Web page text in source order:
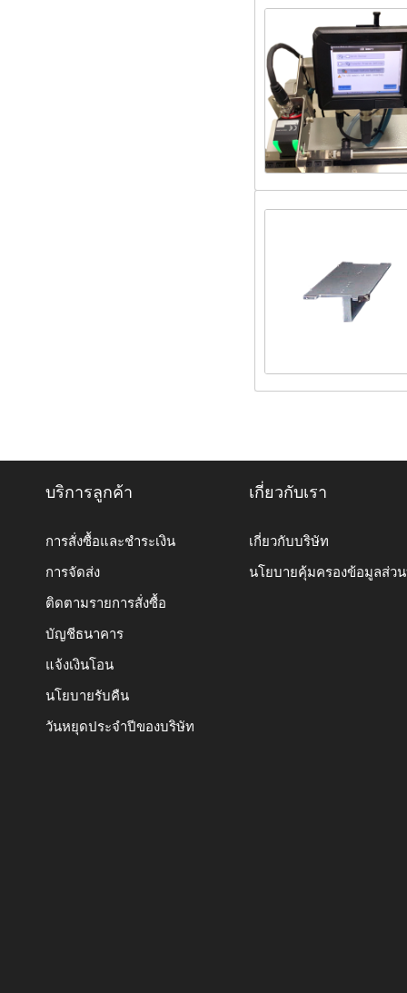
บริการลูกค้า
การสั่งซื้อและชำระเงิน
การจัดส่ง
ติดตามรายการสั่งซื้อ
บัญชีธนาคาร
แจ้งเงินโอน
นโยบายรับคืน
วันหยุดประจำปีของบริษัท
เกี่ยวกับเรา
เกี่ยวกับบริษัท
นโยบายคุ้มครองข้อมูลส่ว